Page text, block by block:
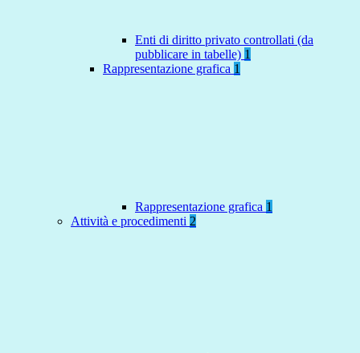
Enti di diritto privato controllati (da
pubblicare in tabelle) 1
Rappresentazione grafica 1
Rappresentazione grafica 1
Attività e procedimenti 2